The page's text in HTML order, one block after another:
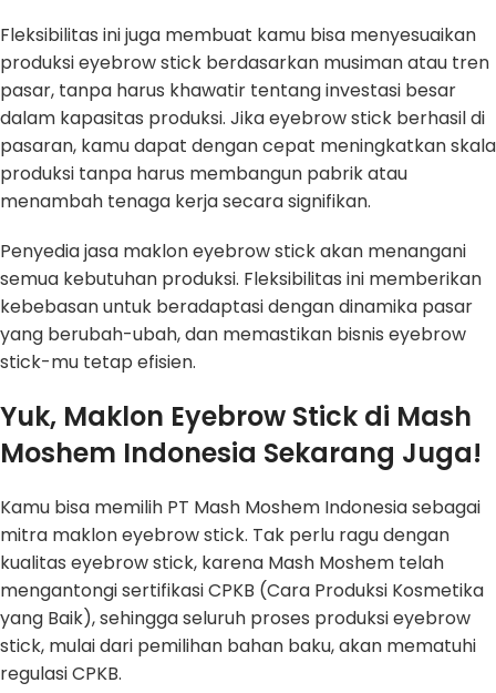
Fleksibilitas ini juga membuat kamu bisa menyesuaikan
produksi eyebrow stick berdasarkan musiman atau tren
pasar, tanpa harus khawatir tentang investasi besar
dalam kapasitas produksi. Jika eyebrow stick berhasil di
pasaran, kamu dapat dengan cepat meningkatkan skala
produksi tanpa harus membangun pabrik atau
menambah tenaga kerja secara signifikan.
Penyedia jasa maklon eyebrow stick akan menangani
semua kebutuhan produksi. Fleksibilitas ini memberikan
kebebasan untuk beradaptasi dengan dinamika pasar
yang berubah-ubah, dan memastikan bisnis eyebrow
stick-mu tetap efisien.
Yuk, Maklon Eyebrow Stick di Mash
Moshem Indonesia Sekarang Juga!
Kamu bisa memilih PT Mash Moshem Indonesia sebagai
mitra maklon eyebrow stick. Tak perlu ragu dengan
kualitas eyebrow stick, karena Mash Moshem telah
mengantongi sertifikasi CPKB (Cara Produksi Kosmetika
yang Baik), sehingga seluruh proses produksi eyebrow
stick, mulai dari pemilihan bahan baku, akan mematuhi
regulasi CPKB.